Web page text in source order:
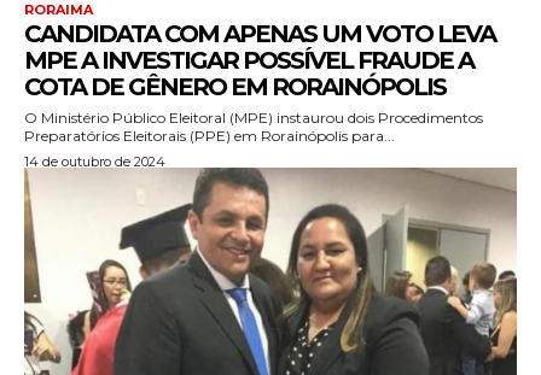
RORAIMA
CANDIDATA COM APENAS UM VOTO LEVA
MPE A INVESTIGAR POSSÍVEL FRAUDE A
COTA DE GÊNERO EM RORAINÓPOLIS
O Ministério Público Eleitoral (MPE) instaurou dois Procedimentos
Preparatórios Eleitorais (PPE) em Rorainópolis para...
14 de outubro de 2024